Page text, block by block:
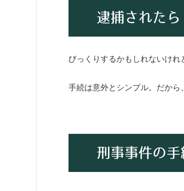
逮捕されたら
びっくりするかもしれないけれ
手続は意外とシンプル。だから
刑事事件の